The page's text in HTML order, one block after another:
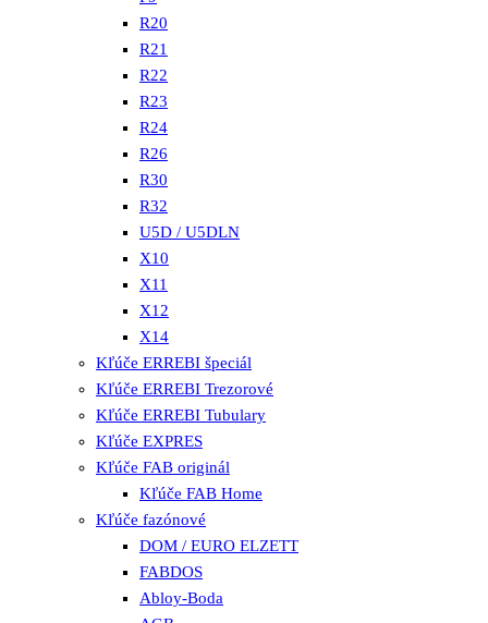
R20
R21
R22
R23
R24
R26
R30
R32
U5D / U5DLN
X10
X11
X12
X14
Kľúče ERREBI špeciál
Kľúče ERREBI Trezorové
Kľúče ERREBI Tubulary
Kľúče EXPRES
Kľúče FAB originál
Kľúče FAB Home
Kľúče fazónové
DOM / EURO ELZETT
FABDOS
Abloy-Boda